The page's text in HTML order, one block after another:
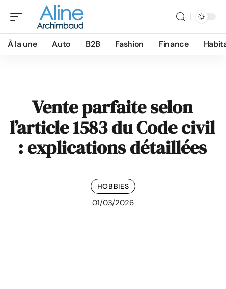
À la une Auto B2B Fashion Finance
Vente parfaite selon
l’article 1583 du Code civil
: explications détaillées
HOBBIES
01/03/2026